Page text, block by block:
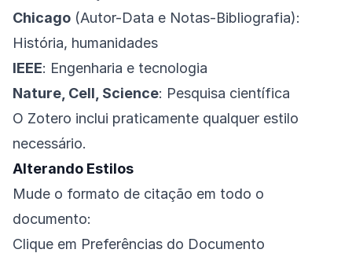
Chicago (Autor-Data e Notas-Bibliografia):
História, humanidades
IEEE: Engenharia e tecnologia
Nature, Cell, Science: Pesquisa científica
O Zotero inclui praticamente qualquer estilo
necessário.
Alterando Estilos
Mude o formato de citação em todo o
documento:
Clique em Preferências do Documento